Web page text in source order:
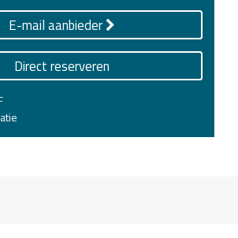
E-mail aanbieder
Direct reserveren